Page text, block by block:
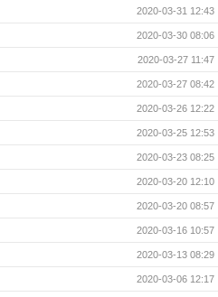
2020-03-31 12:43
2020-03-30 08:06
2020-03-27 11:47
2020-03-27 08:42
2020-03-26 12:22
2020-03-25 12:53
2020-03-23 08:25
2020-03-20 12:10
2020-03-20 08:57
2020-03-16 10:57
2020-03-13 08:29
2020-03-06 12:17